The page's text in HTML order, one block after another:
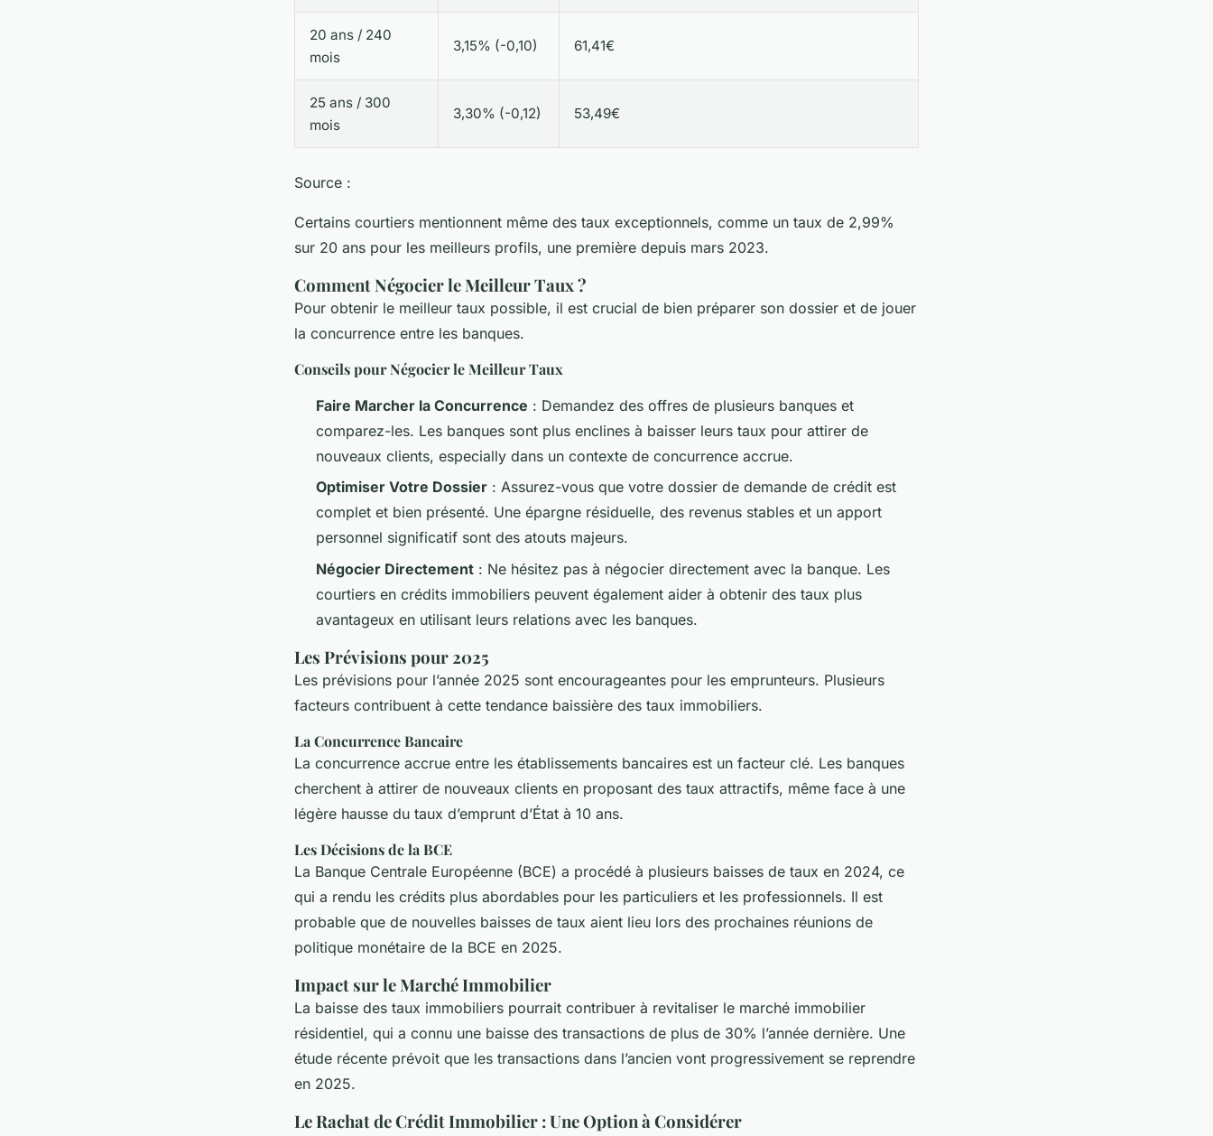
20 ans / 240
mois
3,15% (-0,10) 61,41€
25 ans / 300
mois
3,30% (-0,12) 53,49€
Source :
Certains courtiers mentionnent même des taux exceptionnels, comme un taux de 2,99%
sur 20 ans pour les meilleurs profils, une première depuis mars 2023.
Comment Négocier le Meilleur Taux ?
Pour obtenir le meilleur taux possible, il est crucial de bien préparer son dossier et de jouer
la concurrence entre les banques.
Conseils pour Négocier le Meilleur Taux
Faire Marcher la Concurrence : Demandez des offres de plusieurs banques et
comparez-les. Les banques sont plus enclines à baisser leurs taux pour attirer de
nouveaux clients, especially dans un contexte de concurrence accrue.
Optimiser Votre Dossier : Assurez-vous que votre dossier de demande de crédit est
complet et bien présenté. Une épargne résiduelle, des revenus stables et un apport
personnel significatif sont des atouts majeurs.
Négocier Directement : Ne hésitez pas à négocier directement avec la banque. Les
courtiers en crédits immobiliers peuvent également aider à obtenir des taux plus
avantageux en utilisant leurs relations avec les banques.
Les Prévisions pour 2025
Les prévisions pour l’année 2025 sont encourageantes pour les emprunteurs. Plusieurs
facteurs contribuent à cette tendance baissière des taux immobiliers.
La Concurrence Bancaire
La concurrence accrue entre les établissements bancaires est un facteur clé. Les banques
cherchent à attirer de nouveaux clients en proposant des taux attractifs, même face à une
légère hausse du taux d’emprunt d’État à 10 ans.
Les Décisions de la BCE
La Banque Centrale Européenne (BCE) a procédé à plusieurs baisses de taux en 2024, ce
qui a rendu les crédits plus abordables pour les particuliers et les professionnels. Il est
probable que de nouvelles baisses de taux aient lieu lors des prochaines réunions de
politique monétaire de la BCE en 2025.
Impact sur le Marché Immobilier
La baisse des taux immobiliers pourrait contribuer à revitaliser le marché immobilier
résidentiel, qui a connu une baisse des transactions de plus de 30% l’année dernière. Une
étude récente prévoit que les transactions dans l’ancien vont progressivement se reprendre
en 2025.
Le Rachat de Crédit Immobilier : Une Option à Considérer